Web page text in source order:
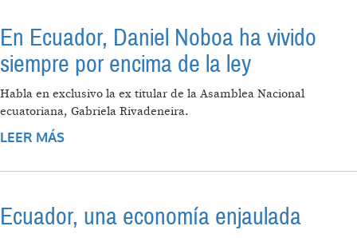
En Ecuador, Daniel Noboa ha vivido
siempre por encima de la ley
Habla en exclusivo la ex titular de la Asamblea Nacional
ecuatoriana, Gabriela Rivadeneira.
LEER MÁS
Ecuador, una economía enjaulada